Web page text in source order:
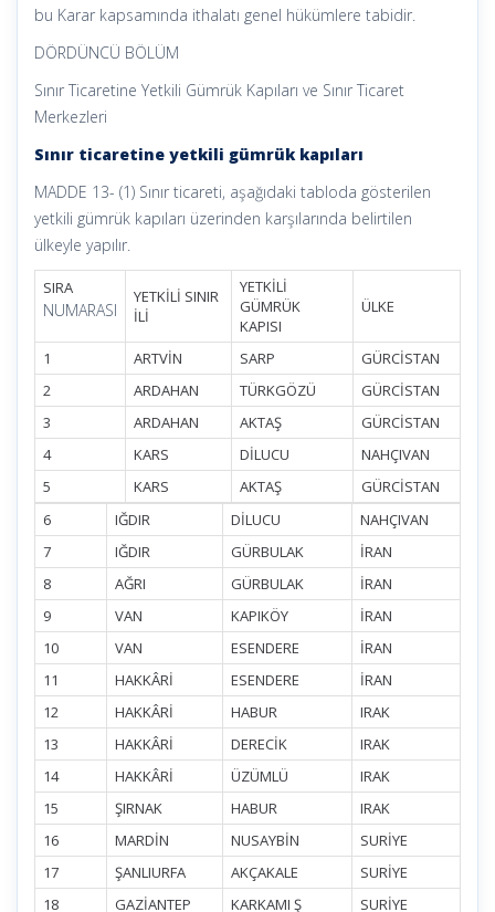
bu Karar kapsamında ithalatı genel hükümlere tabidir.
DÖRDÜNCÜ BÖLÜM
Sınır Ticaretine Yetkili Gümrük Kapıları ve Sınır Ticaret
Merkezleri
Sınır ticaretine yetkili gümrük kapıları
MADDE 13- (1) Sınır ticareti, aşağıdaki tabloda gösterilen
yetkili gümrük kapıları üzerinden karşılarında belirtilen
ülkeyle yapılır.
SIRA
NUMARASI
YETKİLİ SINIR
İLİ
YETKİLİ
GÜMRÜK
KAPISI
ÜLKE
1 ARTVİN SARP
GÜRCİSTAN
2
ARDAHAN TÜRKGÖZÜ
GÜRCİSTAN
3
ARDAHAN AKTAŞ
GÜRCİSTAN
4
KARS DİLUCU
NAHÇIVAN
5
KARS AKTAŞ
GÜRCİSTAN
6
IĞDIR DİLUCU
NAHÇIVAN
7
IĞDIR GÜRBULAK
İRAN
8
AĞRI GÜRBULAK
İRAN
9
VAN KAPIKÖY
İRAN
10
VAN ESENDERE
İRAN
11
HAKKÂRİ ESENDERE
İRAN
12
HAKKÂRİ HABUR
IRAK
13
HAKKÂRİ DERECİK
IRAK
14
HAKKÂRİ ÜZÜMLÜ
IRAK
15
ŞIRNAK HABUR
IRAK
16
MARDİN NUSAYBİN
SURİYE
17
ŞANLIURFA AKÇAKALE
SURİYE
18
GAZİANTEP KARKAMI Ş
SURİYE